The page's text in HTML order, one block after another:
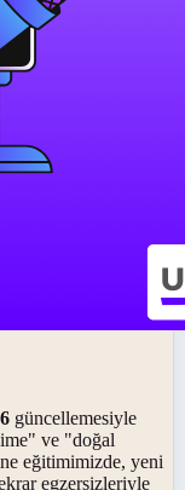
güncellemesiyle
ve "doğal
eğitimimizde, yeni
egzersizleriyle